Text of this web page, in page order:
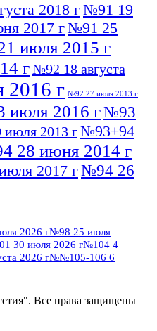
2018 г№91 19
2017 г№91 25
июля 2015 г
г№92 18 августа
г №92 27 июля 2013 г
июля 2016 г№93
2013 г№93+94
28 июня 2014 г
2017 г№94 26
№95+96 3 августа
г№96 9 августа
г
августа 2012 г
2026 г№98 25 июля
30 июля 2026 г№104 4
2026 г№№105-106 6
Все права защищены